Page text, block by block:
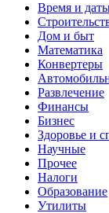
Время и
Дом и быт
Математика
Конвертеры
Развлечение
Финансы
Бизнес
Здоровье и
Научные
Прочее
Налоги
Образование
Утилиты